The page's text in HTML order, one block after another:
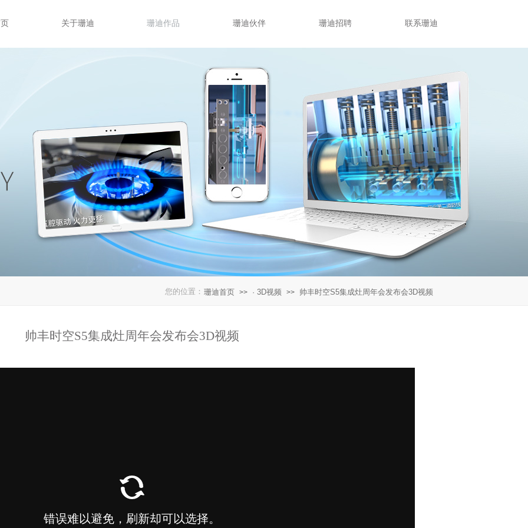
页 关于珊迪 珊迪作品 珊迪伙伴 珊迪招聘 联系珊迪
您的位置： 珊迪首页 >> · 3D视频 >> 帅丰时空S5集成灶周年会发布会3D视频
帅丰时空S5集成灶周年会发布会3D视频
关于珊迪 珊迪作品 珊迪伙伴 珊迪招聘 联系珊迪